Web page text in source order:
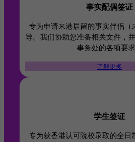
事实配偶签证
专为申请来港居留的事实伴侣（
导。我们协助您准备相关文件，
事务处的各项要求
了解更多
学生签证
专为获香港认可院校录取的全日